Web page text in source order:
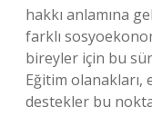
hakkı anlamına
farklı
bireyler için bu
Eğitim
destekler bu